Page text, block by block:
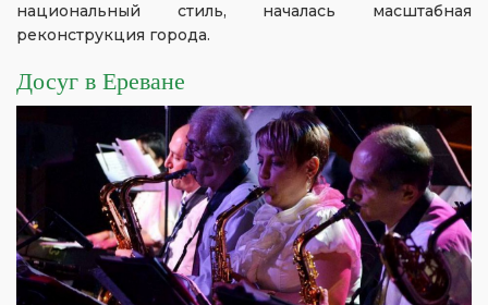
национальный стиль, началась масштабная
реконструкция города.
Досуг в Ереване